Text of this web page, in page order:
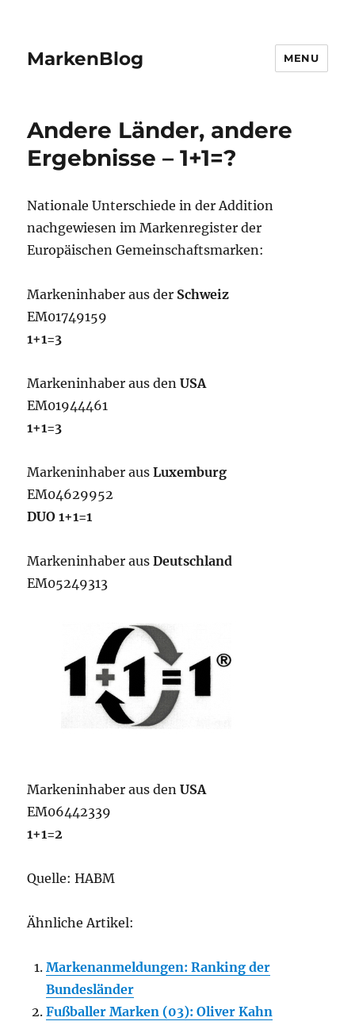
MarkenBlog MENU
Andere Länder, andere
Ergebnisse – 1+1=?
Nationale Unterschiede in der Addition
nachgewiesen im Markenregister der
Europäischen Gemeinschaftsmarken:
Markeninhaber aus der Schweiz
EM01749159
1+1=3
Markeninhaber aus denUSA
EM01944461
1+1=3
Markeninhaber ausLuxemburg
EM04629952
DUO 1+1=1
Markeninhaber ausDeutschland
EM05249313
Markeninhaber aus denUSA
EM06442339
1+1=2
Quelle: HABM
Ähnliche Artikel:
Markenanmeldungen: Ranking der
Bundesländer
Fußballer Marken (03): Oliver Kahn